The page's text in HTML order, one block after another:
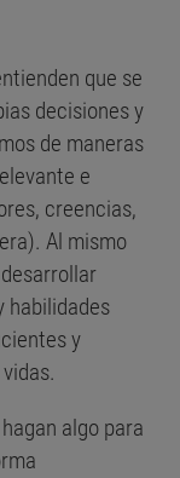
que se
decisiones y
de maneras
e
creencias,
Al mismo
habilidades
y
algo para